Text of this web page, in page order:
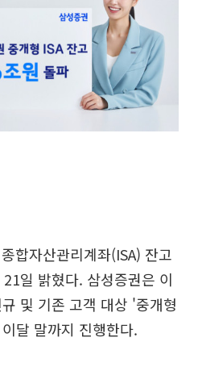
합자산관리계좌(ISA) 잔고
일 밝혔다. 삼성증권은 이
및 기존 고객 대상 '중개형
달 말까지 진행한다.